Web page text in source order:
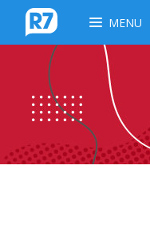
MENU